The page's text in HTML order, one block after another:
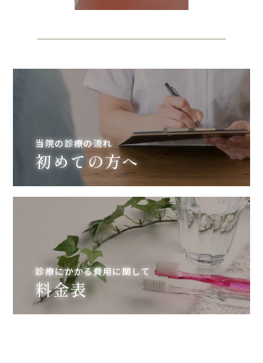
当院の診療の流れ
初めての方へ
診療にかかる費用に関して
料金表